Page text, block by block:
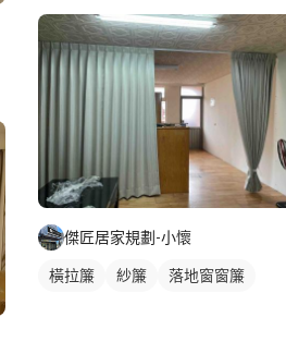
傑匠居家規劃-小懷
橫拉簾 紗簾 落地窗窗簾